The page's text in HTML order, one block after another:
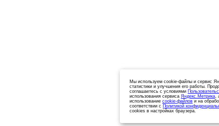
Мы используем cookie-файлы и сервис
статистики и улучшения его работы.
соглашаетесь с условиями
использования сервиса Яндекс.Метрика,
использование cookie-файлов и на
соответствии с Политикой
cookies в настройках браузера.